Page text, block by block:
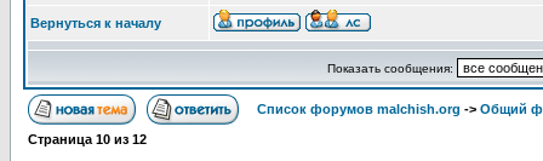
Вернуться к началу
Показать сообщения:
Список форумов malchish.org -> Общий
Страница 10 из 12